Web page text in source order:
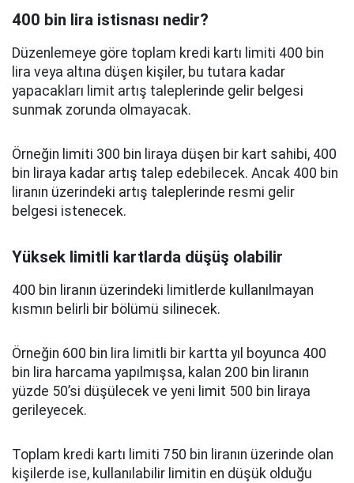
400 bin lira istisnası nedir?
Düzenlemeye göre toplam kredi kartı limiti 400 bin
lira veya altına düşen kişiler, bu tutara kadar
yapacakları limit artış taleplerinde gelir belgesi
sunmak zorunda olmayacak.
Örneğin limiti 300 bin liraya düşen bir kart sahibi, 400
bin liraya kadar artış talep edebilecek. Ancak 400 bin
liranın üzerindeki artış taleplerinde resmi gelir
belgesi istenecek.
Yüksek limitli kartlarda düşüş olabilir
400 bin liranın üzerindeki limitlerde kullanılmayan
kısmın belirli bir bölümü silinecek.
Örneğin 600 bin lira limitli bir kartta yıl boyunca 400
bin lira harcama yapılmışsa, kalan 200 bin liranın
yüzde 50’si düşülecek ve yeni limit 500 bin liraya
gerileyecek.
Toplam kredi kartı limiti 750 bin liranın üzerinde olan
kişilerde ise, kullanılabilir limitin en düşük olduğu